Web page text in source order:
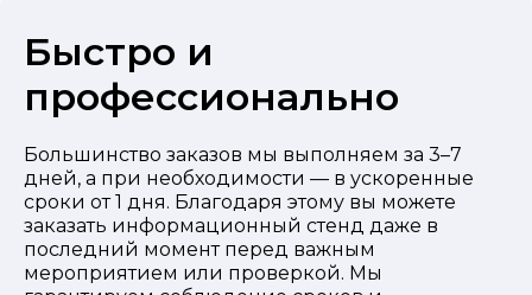
Быстро и
профессионально
Большинство заказов мы выполняем за 3–7
дней, а при необходимости — в ускоренные
сроки от 1 дня. Благодаря этому вы можете
заказать информационный стенд даже в
последний момент перед важным
мероприятием или проверкой. Мы